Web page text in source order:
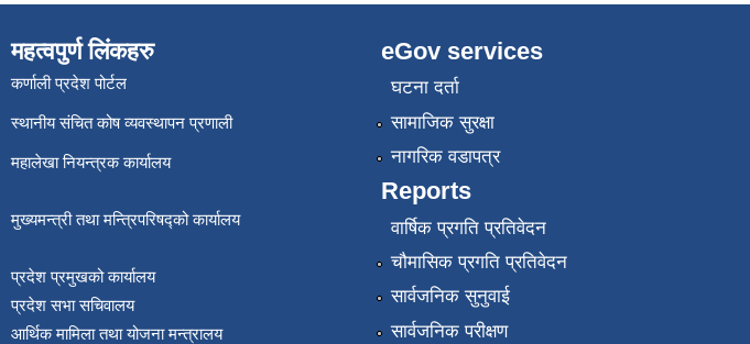
महत्वपुर्ण लिंकहरु
कर्णाली प्रदेश पोर्टल
स्थानीय संचित कोष व्यवस्थापन प्रणाली
महालेखा नियन्त्रक कार्यालय
मुख्यमन्त्री तथा मन्त्रिपरिषद्को कार्यालय
प्रदेश प्रमुखको कार्यालय
प्रदेश सभा सचिवालय
आर्थिक मामिला तथा योजना मन्त्रालय
eGov services
घटना दर्ता
सामाजिक सुरक्षा
नागरिक वडापत्र
Reports
वार्षिक प्रगति प्रतिवेदन
चौमासिक प्रगति प्रतिवेदन
सार्वजनिक सुनुवाई
सार्वजनिक परीक्षण